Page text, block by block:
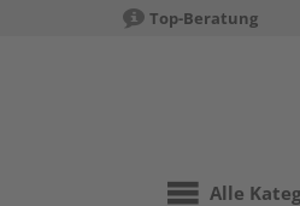
Top-Beratung
Alle